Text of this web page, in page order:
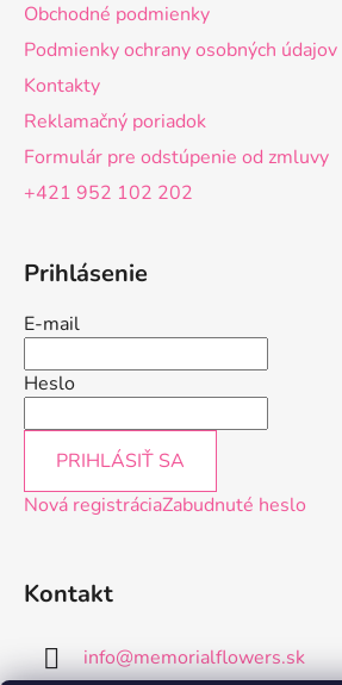
Obchodné podmienky
Podmienky ochrany osobných údajov
Kontakty
Reklamačný poriadok
Formulár pre odstúpenie od zmluvy
+421 952 102 202
Prihlásenie
E-mail
Heslo
PRIHLÁSIŤ SA
Nová registráciaZabudnuté heslo
Kontakt
info@memorialflowers.sk